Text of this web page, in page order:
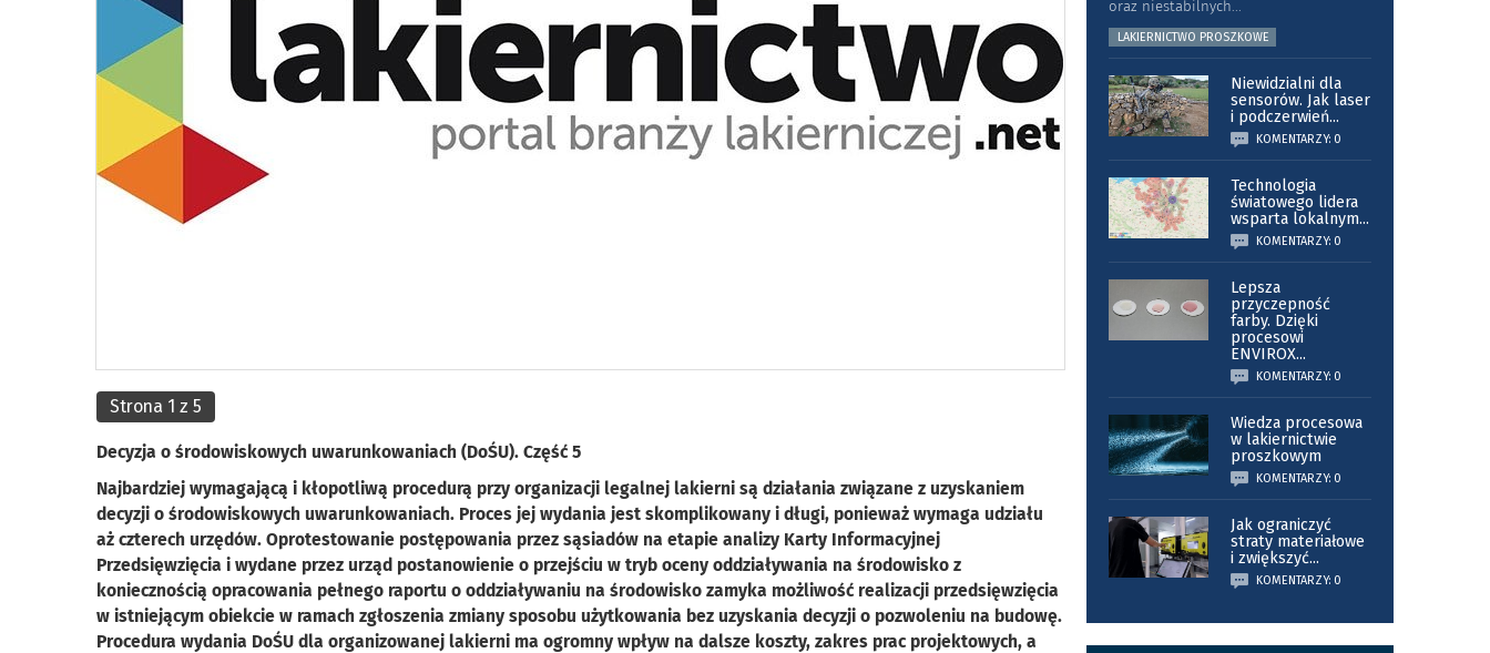
Strona 1 z 5
Decyzja o środowiskowych uwarunkowaniach (DoŚU). Część 5
Najbardziej wymagającą i kłopotliwą procedurą przy organizacji legalnej lakierni są działania związane z uzyskaniem
decyzji o środowiskowych uwarunkowaniach. Proces jej wydania jest skomplikowany i długi, ponieważ wymaga udziału
aż czterech urzędów. Oprotestowanie postępowania przez sąsiadów na etapie analizy Karty Informacyjnej
Przedsięwzięcia i wydane przez urząd postanowienie o przejściu w tryb oceny oddziaływania na środowisko z
koniecznością opracowania pełnego raportu o oddziaływaniu na środowisko zamyka możliwość realizacji przedsięwzięcia
w istniejącym obiekcie w ramach zgłoszenia zmiany sposobu użytkowania bez uzyskania decyzji o pozwoleniu na budowę.
Procedura wydania DoŚU dla organizowanej lakierni ma ogromny wpływ na dalsze koszty, zakres prac projektowych, a
oraz niestabilnych...
LAKIERNICTWO PROSZKOWE
Niewidzialni dla
sensorów. Jak laser
i podczerwień...
KOMENTARZY: 0
Technologia
światowego lidera
wsparta lokalnym...
KOMENTARZY: 0
Lepsza
przyczepność
farby. Dzięki
procesowi
ENVIROX...
KOMENTARZY: 0
Wiedza procesowa
w lakiernictwie
proszkowym
KOMENTARZY: 0
Jak ograniczyć
straty materiałowe
i zwiększyć...
KOMENTARZY: 0